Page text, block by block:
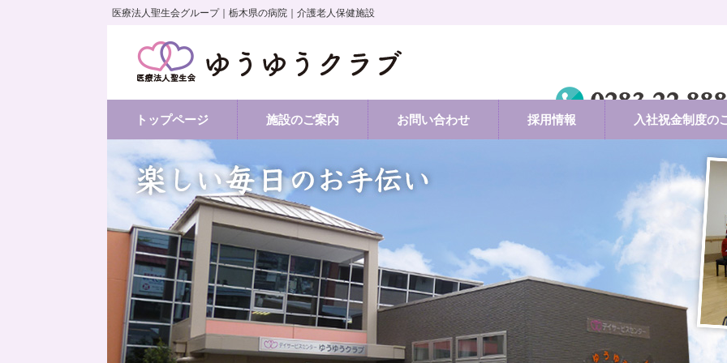
医療法人聖生会グループ｜栃木県の病院｜介護老人保健施設
トップページ 施設のご案内 お問い合わせ 採用情報 入社祝金制度の